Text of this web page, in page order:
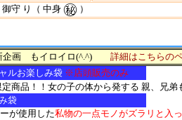
守 り（ 中身
）
企画 もイロイロ(^.^) 詳細はこちらの
ルお楽しみ袋 ※店頭販売のみ
定商品！！女の子の体から発する 親、兄
袋
が使用した私物の一点モノがズラリと入